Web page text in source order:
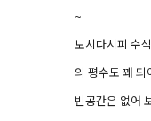
~
보시다시피 수
의 평수도 꽤 되
빈공간은 없어